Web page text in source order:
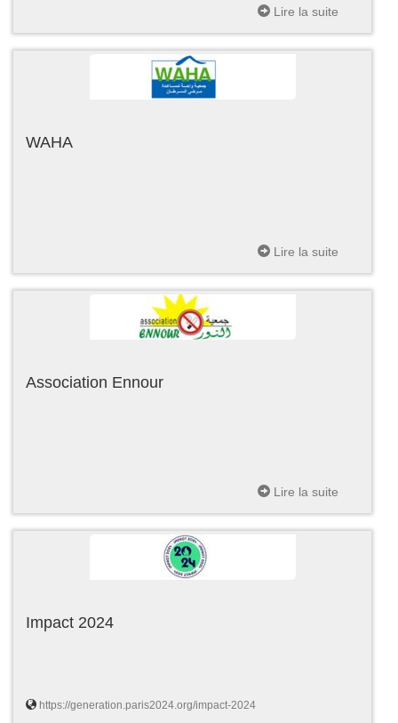
Lire la suite
WAHA
Lire la suite
Association Ennour
Lire la suite
Impact 2024
https://generation.paris2024.org/impact-2024